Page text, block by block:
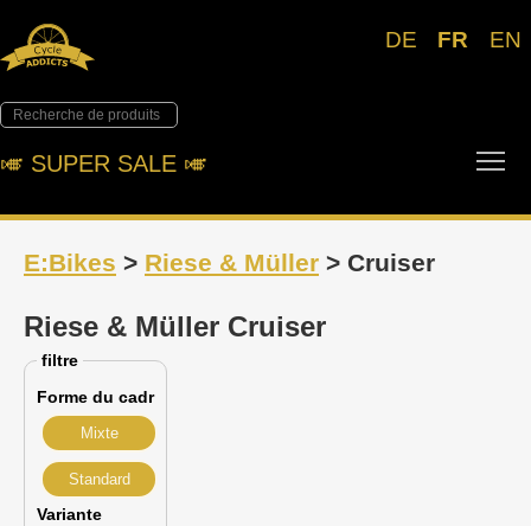
DE FR EN
🎺︎ SUPER SALE 🎺︎
E:Bikes > Riese & Müller > Cruiser
Riese & Müller Cruiser
filtre
Forme du cadr
Mixte
Standard
Variante